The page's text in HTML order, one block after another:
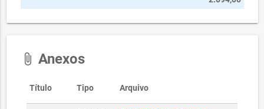
attach_file Anexos
Título Tipo Arquivo